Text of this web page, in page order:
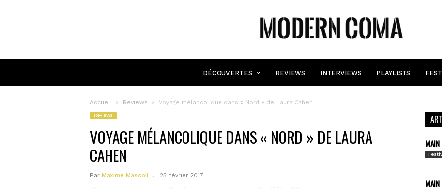
DÉCOUVERTES REVIEWS INTERVIEWS PLAYLISTS
Accueil Reviews Voyage mélancolique dans « Nord » de Laura Cahen
Reviews
VOYAGE MÉLANCOLIQUE DANS « NORD » DE LAURA
CAHEN
Par Maxime Mascoli 25 février 2017
MAIN
MAIN